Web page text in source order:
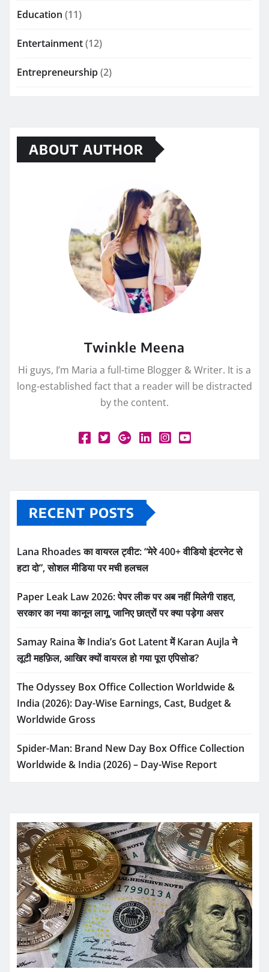
Education (11)
Entertainment(12)
Entrepreneurship(2)
ABOUT AUTHOR
Twinkle Meena
Hi guys, I’m Maria a full-time Blogger & Writer. It is a
long-established fact that a reader will be distracted
by the content.
RECENT POSTS
Lana Rhoades का वायरल ट्वीट: “मेरे 400+ वीडियो इंटरनेट से
हटा दो”, सोशल मीडिया पर मची हलचल
Paper Leak Law 2026: पेपर लीक पर अब नहीं मिलेगी राहत,
सरकार का नया कानून लागू, जानिए छात्रों पर क्या पड़ेगा असर
Samay Raina के India’s Got Latent में Karan Aujla ने
लूटी महफ़िल, आखिर क्यों वायरल हो गया पूरा एपिसोड?
The Odyssey Box Office Collection Worldwide &
India (2026): Day-Wise Earnings, Cast, Budget &
Worldwide Gross
Spider-Man: Brand New Day Box Office Collection
Worldwide & India (2026) – Day-Wise Report